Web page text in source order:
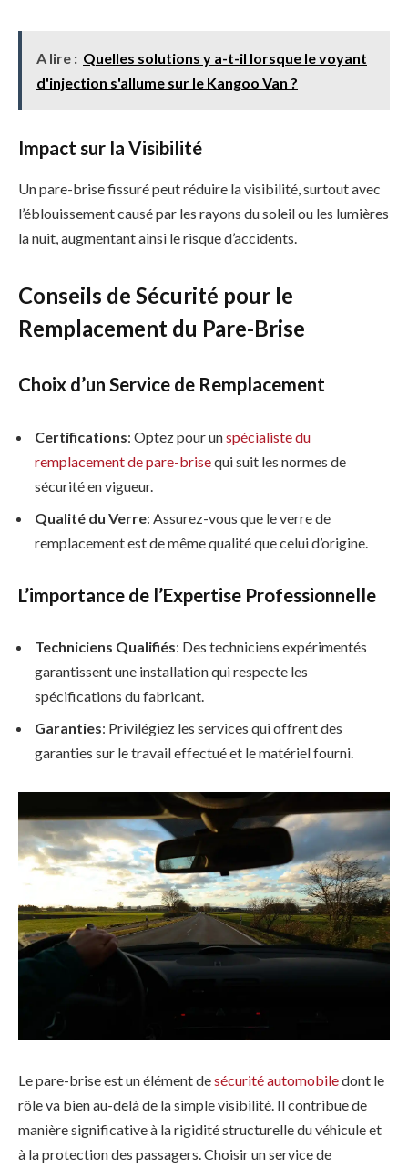
A lire : Quelles solutions y a-t-il lorsque le voyant
d'injection s'allume sur le Kangoo Van ?
Impact sur la Visibilité
Un pare-brise fissuré peut réduire la visibilité, surtout avec
l’éblouissement causé par les rayons du soleil ou les lumières
la nuit, augmentant ainsi le risque d’accidents.
Conseils de Sécurité pour le
Remplacement du Pare-Brise
Choix d’un Service de Remplacement
Certifications: Optez pour unspécialiste du
remplacement de pare-brisequi suit les normes de
sécurité en vigueur.
Qualité du Verre: Assurez-vous que le verre de
remplacement est de même qualité que celui d’origine.
L’importance de l’Expertise Professionnelle
Techniciens Qualifiés: Des techniciens expérimentés
garantissent une installation qui respecte les
spécifications du fabricant.
Garanties: Privilégiez les services qui offrent des
garanties sur le travail effectué et le matériel fourni.
Le pare-brise est un élément desécurité automobiledont le
rôle va bien au-delà de la simple visibilité. Il contribue de
manière significative à la rigidité structurelle du véhicule et
à la protection des passagers. Choisir un service de